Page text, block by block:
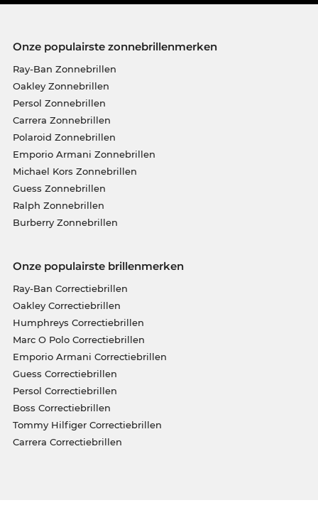
Onze populairste zonnebrillenmerken
Ray-Ban Zonnebrillen
Oakley Zonnebrillen
Persol Zonnebrillen
Carrera Zonnebrillen
Polaroid Zonnebrillen
Emporio Armani Zonnebrillen
Michael Kors Zonnebrillen
Guess Zonnebrillen
Ralph Zonnebrillen
Burberry Zonnebrillen
Onze populairste brillenmerken
Ray-Ban Correctiebrillen
Oakley Correctiebrillen
Humphreys Correctiebrillen
Marc O Polo Correctiebrillen
Emporio Armani Correctiebrillen
Guess Correctiebrillen
Persol Correctiebrillen
Boss Correctiebrillen
Tommy Hilfiger Correctiebrillen
Carrera Correctiebrillen